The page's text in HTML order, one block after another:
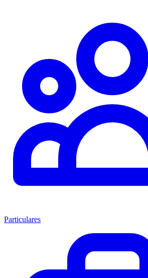
Particulares